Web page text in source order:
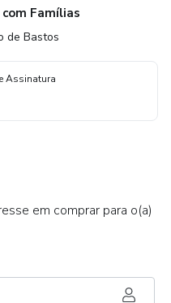
Famílias
de Bastos
Assinatura
em comprar para o(a)